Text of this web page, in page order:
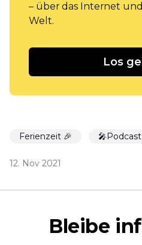
– über das Internet
Welt.
Los
Ferienzeit 🎉 🎤Podcast
12. Nov 2021
Bleibe